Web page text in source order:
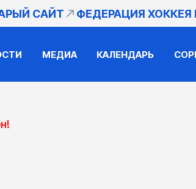
САЙТ ФЕДЕРАЦИЯ
МЕДИА КАЛЕНДАРЬ